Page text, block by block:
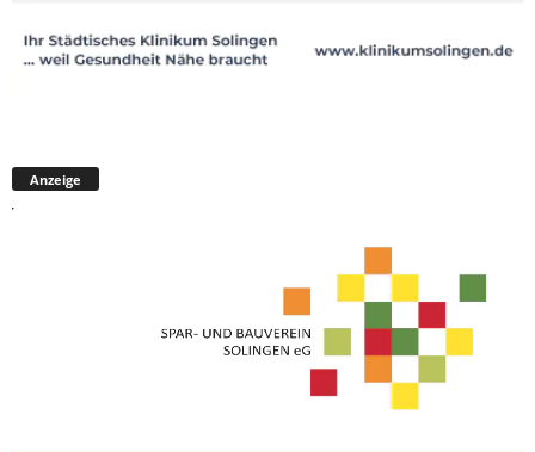
Anzeige